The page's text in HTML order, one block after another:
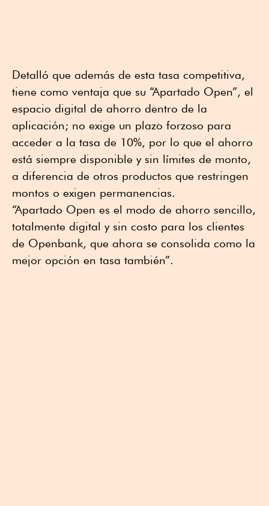
Detalló que además de esta tasa competitiva,
tiene como ventaja que su “Apartado Open”, el
espacio digital de ahorro dentro de la
aplicación; no exige un plazo forzoso para
acceder a la tasa de 10%, por lo que el ahorro
está siempre disponible y sin límites de monto,
a diferencia de otros productos que restringen
montos o exigen permanencias.
“Apartado Open es el modo de ahorro sencillo,
totalmente digital y sin costo para los clientes
de Openbank, que ahora se consolida como la
mejor opción en tasa también”.